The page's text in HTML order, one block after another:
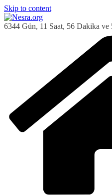
Skip to content
6344 Gün, 11 Saat, 56 Dakika